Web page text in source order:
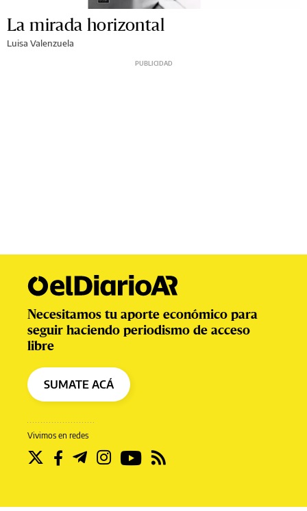
La mirada horizontal
Luisa Valenzuela
Vivimos en redes
Necesitamos tu aporte económico para
seguir haciendo periodismo de acceso
libre
SUMATE ACÁ